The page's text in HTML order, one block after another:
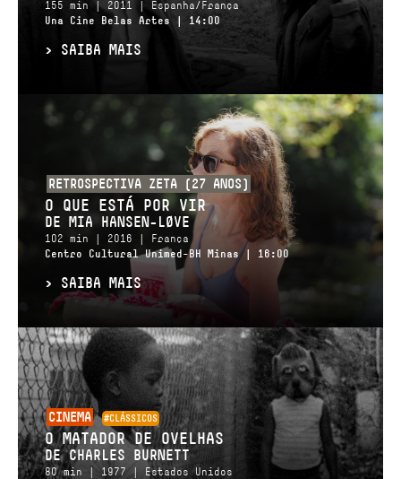
155 min | 2011 | Espanha/França
Una Cine Belas Artes | 14:00
> SAIBA MAIS
RETROSPECTIVA ZETA (27 ANOS)
O QUE ESTÁ POR VIR
DE MIA HANSEN-LØVE
102 min | 2016 | França
Centro Cultural Unimed-BH Minas | 16:00
> SAIBA MAIS
CINEMA #CLÁSSICOS
O MATADOR DE OVELHAS
DE CHARLES BURNETT
80 min | 1977 | Estados Unidos